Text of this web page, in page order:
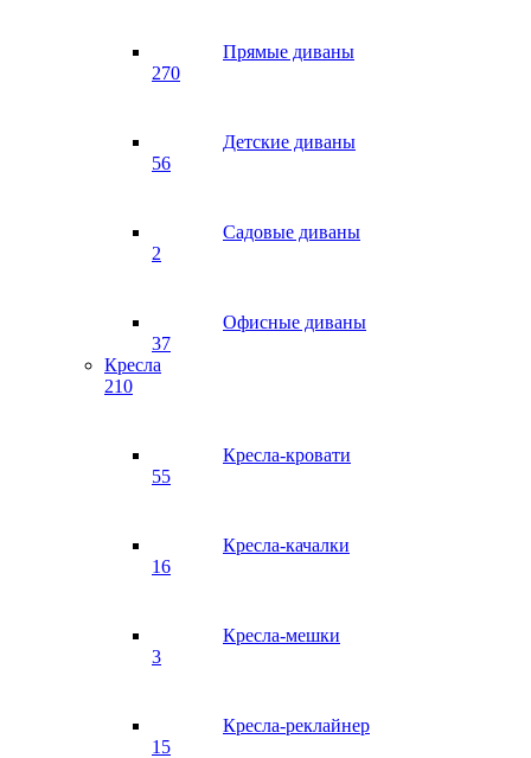
Прямые диваны
270
Детские диваны
56
Садовые диваны
2
Офисные диваны
37
Кресла
210
Кресла-кровати
55
Кресла-качалки
16
Кресла-мешки
3
Кресла-реклайнер
15